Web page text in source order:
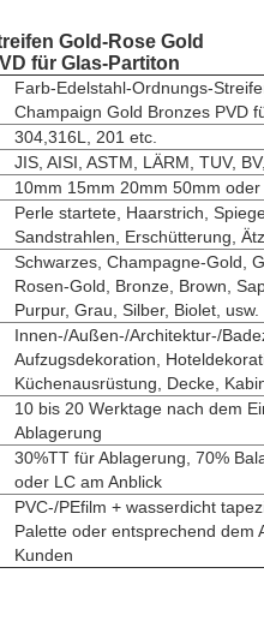
Gold-Rose Gold
für Glas-Partiton
Farb-Edelstahl-Ordnungs-
Champaign Gold Bronzes PVD
304,316L, 201 etc.
JIS, AISI, ASTM, LÄRM, TUV,
10mm 15mm 20mm 50mm
Perle startete, Haarstrich,
Sandstrahlen, Erschütterung,
Schwarzes, Champagne-Gold,
Rosen-Gold, Bronze, Brown,
Purpur, Grau, Silber, Biolet, usw.
Innen-/Außen-/Architektur-/
Aufzugsdekoration,
Küchenausrüstung, Decke,
10 bis 20 Werktage nach dem
Ablagerung
30%TT für Ablagerung, 70%
oder LC am Anblick
PVC-/PEfilm + wasserdicht
Palette oder entsprechend dem
Kunden